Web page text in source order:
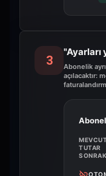
3
"Ayarları
Abonelik
açılacaktır:
TUTAR